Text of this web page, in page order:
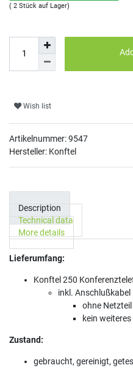
( 2 Stück auf Lager)
Wish list
Artikelnummer:9547
Hersteller: Konftel
Description
Technical data
More details
Lieferumfang:
Konftel 250
inkl. Anschlußkabel
ohne Netzteil
kein
Zustand:
gebraucht, gereinigt,